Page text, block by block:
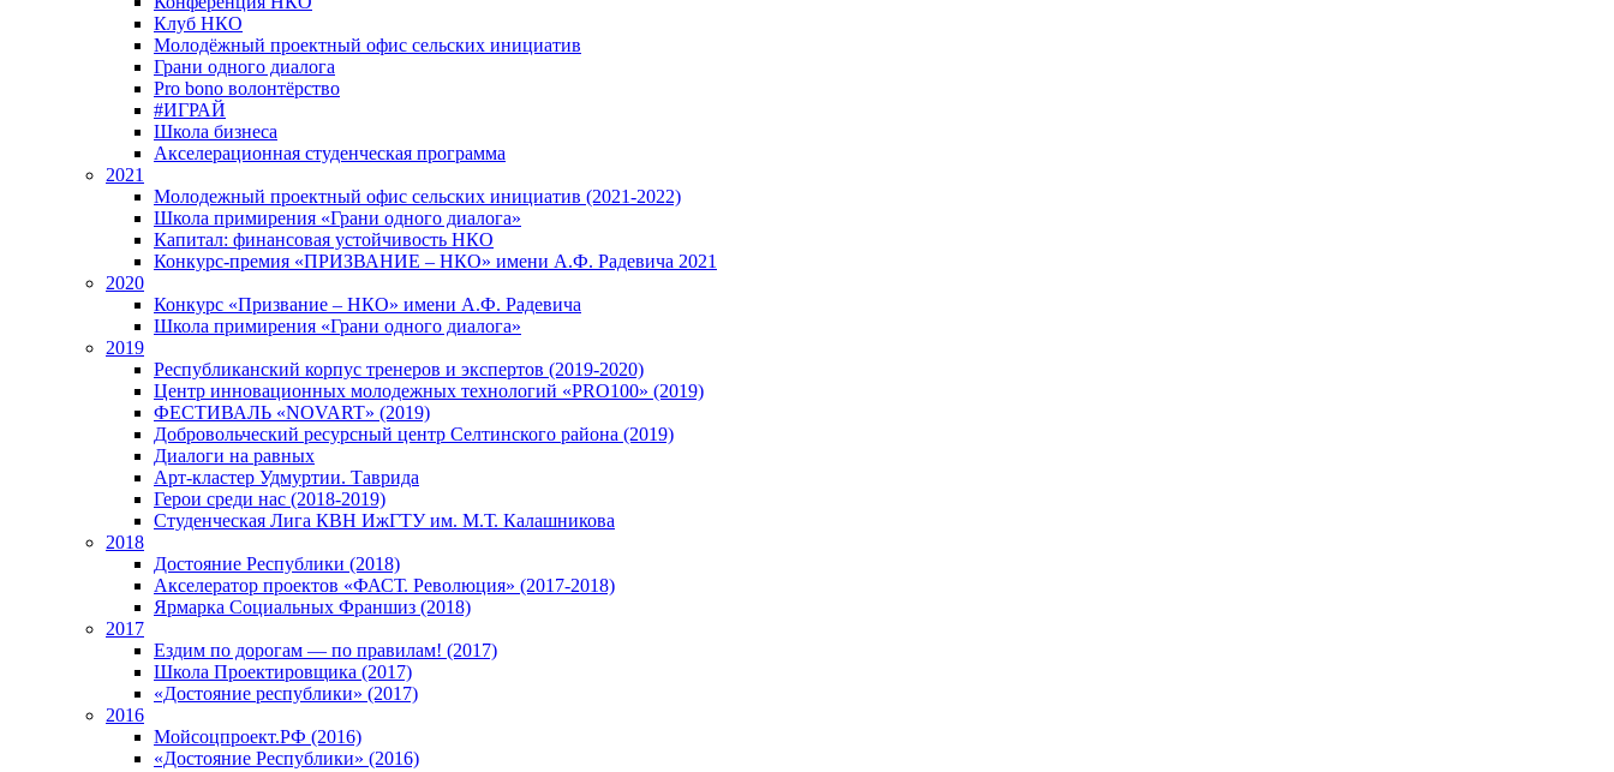
Клуб НКО
Молодёжный проектный офис сельских инициатив
Грани одного диалога
Pro bono волонтёрство
#ИГРАЙ
Школа бизнеса
Акселерационная студенческая программа
2021
Молодежный проектный офис сельских инициатив (2021-2022)
Школа примирения «Грани одного диалога»
Капитал: финансовая устойчивость НКО
Конкурс-премия «ПРИЗВАНИЕ – НКО» имени А.Ф. Радевича 2021
2020
Конкурс «Призвание – НКО» имени А.Ф. Радевича
Школа примирения «Грани одного диалога»
2019
Республиканский корпус тренеров и экспертов (2019-2020)
Центр инновационных молодежных технологий «PRO100» (2019)
ФЕСТИВАЛЬ «NOVART» (2019)
Добровольческий ресурсный центр Селтинского района (2019)
Диалоги на равных
Арт-кластер Удмуртии. Таврида
Герои среди нас (2018-2019)
Студенческая Лига КВН ИжГТУ им. М.Т. Калашникова
2018
Достояние Республики (2018)
Акселератор проектов «ФАСТ. Революция» (2017-2018)
Ярмарка Социальных Франшиз (2018)
2017
Ездим по дорогам — по правилам! (2017)
Школа Проектировщика (2017)
«Достояние республики» (2017)
2016
Мойсоцпроект.РФ (2016)
«Достояние Республики» (2016)